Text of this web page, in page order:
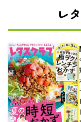
レ